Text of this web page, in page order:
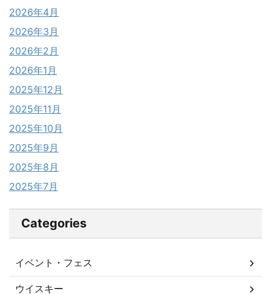
2026年4月
2026年3月
2026年2月
2026年1月
2025年12月
2025年11月
2025年10月
2025年9月
2025年8月
2025年7月
Categories
イベント・フェス
ウイスキー